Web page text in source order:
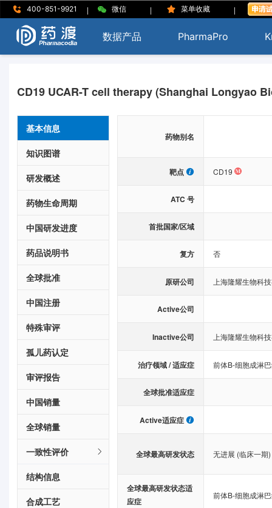
400-851-9921 | 微信 | 菜单收藏 |
数据产品 PharmaPro
CD19 UCAR-T cell therapy (Shanghai Longyao
基本信息
知识图谱
研发概述
药物生命周期
中国研发进度
药品说明书
全球批准
中国注册
特殊审评
孤儿药认定
审评报告
中国销量
全球销量
一致性评价
结构信息
合成工艺
药物别名
靶点 CD19
ATC 号
首批国家/区域
复方 否
原研公司 上海隆耀生物科
Active公司
Inactive公司 上海隆耀生物科
治疗领域 / 适应症 前体B-细胞成淋
全球批准适应症
Active适应症
全球最高研发状态 无进展 (临床一期)
全球最高研发状态适
应症
前体B-细胞成淋